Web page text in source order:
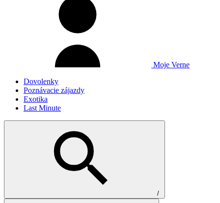
Moje Verne
Dovolenky
Poznávacie zájazdy
Exotika
Last Minute
/